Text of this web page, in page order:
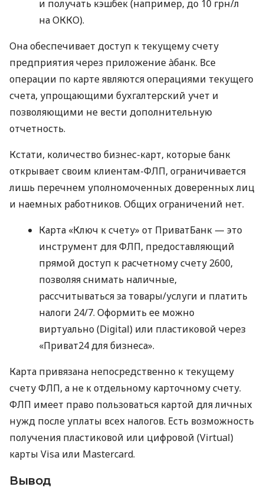
и получать кэшбек (например, до 10 грн/л
на ОККО).
Она обеспечивает доступ к текущему счету
предприятия через приложение àбанк. Все
операции по карте являются операциями текущего
счета, упрощающими бухгалтерский учет и
позволяющими не вести дополнительную
отчетность.
Кстати, количество бизнес-карт, которые банк
открывает своим клиентам-ФЛП, ограничивается
лишь перечнем уполномоченных доверенных лиц
и наемных работников. Общих ограничений нет.
Карта «Ключ к счету» от ПриватБанк — это
инструмент для ФЛП, предоставляющий
прямой доступ к расчетному счету 2600,
позволяя снимать наличные,
рассчитываться за товары/услуги и платить
налоги 24/7. Оформить ее можно
виртуально (Digital) или пластиковой через
«Приват24 для бизнеса».
Карта привязана непосредственно к текущему
счету ФЛП, а не к отдельному карточному счету.
ФЛП имеет право пользоваться картой для личных
нужд после уплаты всех налогов. Есть возможность
получения пластиковой или цифровой (Virtual)
карты Visa или Mastercard.
Вывод